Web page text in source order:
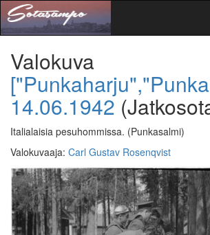
Valokuva
14.06.1942
Italialaisia pesuhommissa. (Punkasalmi)
Valokuvaaja: Carl Gustav Rosenqvist